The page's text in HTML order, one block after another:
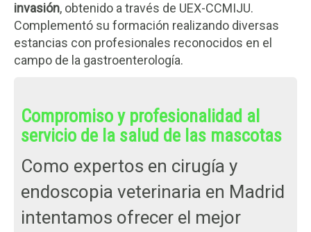
invasión, obtenido a través de UEX-CCMIJU.
Complementó su formación realizando diversas
estancias con profesionales reconocidos en el
campo de la gastroenterología.
Compromiso y profesionalidad al
servicio de la salud de las mascotas
Como expertos en cirugía y
endoscopia veterinaria en Madrid
intentamos ofrecer el mejor